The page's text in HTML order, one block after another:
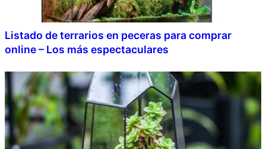
Listado de terrarios en peceras para comprar
online – Los más espectaculares